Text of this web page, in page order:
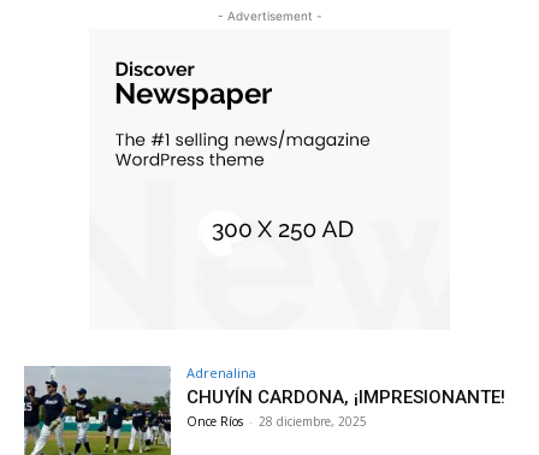
- Advertisement -
Adrenalina
CHUYÍN CARDONA, ¡IMPRESIONANTE!
Once Ríos - 28 diciembre, 2025